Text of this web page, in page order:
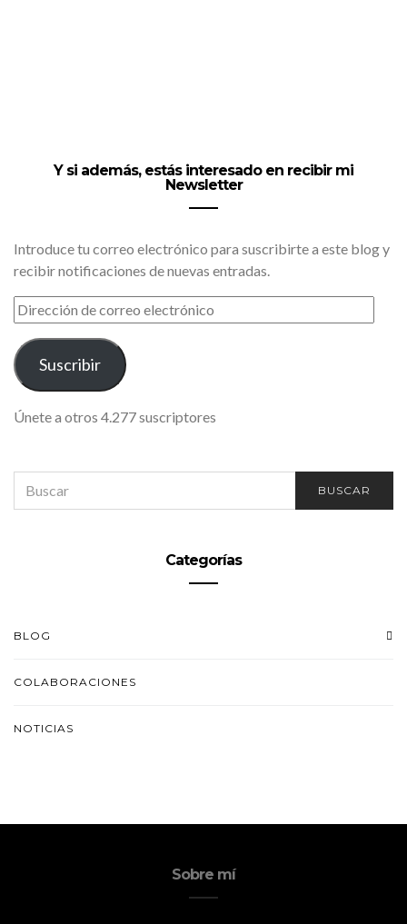
Y si además, estás interesado en recibir mi
Newsletter
Introduce tu correo electrónico para suscribirte a este blog y
recibir notificaciones de nuevas entradas.
DIRECCIÓN
DE
CORREO
ELECTRÓNICO
Suscribir
Únete a otros 4.277 suscriptores
FOR:
BUSCAR
Categorías
BLOG
COLABORACIONES
NOTICIAS
Sobre mí